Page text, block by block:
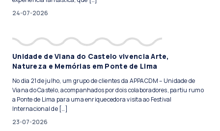
24-07-2026
Unidade de Viana do Castelo vivencia Arte,
Natureza e Memórias em Ponte de Lima
No dia 21 de julho, um grupo de clientes da APPACDM – Unidade de
Viana do Castelo, acompanhados por dois colaboradores, partiu rumo
a Ponte de Lima para uma enriquecedora visita ao Festival
Internacional de […]
23-07-2026